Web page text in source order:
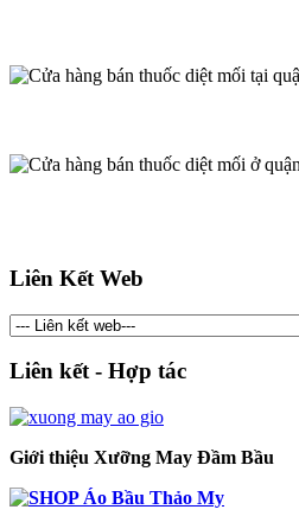
Liên Kết Web
Liên kết - Hợp tác
Giới thiệu Xưỡng May Đầm Bầu